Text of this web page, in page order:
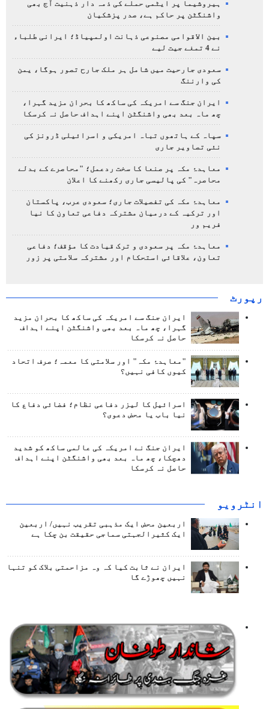
ہیروشیما پر ایٹمی حملے کی ذمہ دار ذہنیت آج بھی
واشنگٹن پر حاکم ہے، صدر پزشکیان
بین الاقوامی مصنوعی ذہانت اولمپیاڈ؛ ایرانی طلباء
نے 4 تمغے جیت لیے
سعودی جارحیت میں شامل ہر ملک جارح تصور ہوگا، یمن
کی وارننگ
ایران جنگ سے امریکہ کی ساکھ کا بحران مزید گہرا،
چھ ماہ بعد بھی واشنگٹن اپنے اہداف حاصل نہ کرسکا
سپاہ کے ہاتھوں تباہ امریکی و اسرائیلی ڈرونز کی
نئی تصاویر جاری
معاہدۂ مکہ پر صنعا کا سخت ردعمل؛ "محاصرے کے بدلے
محاصرہ" کی پالیسی جاری رکھنے کا اعلان
معاہدۂ مکہ کی تفصیلات جاری؛ سعودی عرب، پاکستان
اور ترکیہ کے درمیان مشترکہ دفاعی تعاون کا نیا
فریم ور
معاہدۂ مکہ پر سعودی و ترک قیادت کا مؤقف؛ دفاعی
تعاون، علاقائی استحکام اور مشترکہ سلامتی پر زور
رپورٹ
ایران جنگ سے امریکہ کی ساکھ کا بحران مزید
گہرا، چھ ماہ بعد بھی واشنگٹن اپنے اہداف
حاصل نہ کرسکا
"معاہدۂ مکہ" اور سلامتی کا معمہ؛ صرف اتحاد
کیوں کافی نہیں؟
اسرائیل کا لیزر دفاعی نظام؛ فضائی دفاع کا
نیا باب یا محض دعوی؟
ایران جنگ نے امریکہ کی عالمی ساکھ کو شدید
دھچکا، چھ ماہ بعد بھی واشنگٹن اپنے اہداف
حاصل نہ کرسکا
انٹرويو
اربعین محض ایک مذہبی تقریب نہیں/ اربعین
ایک کثیرالجہتی سماجی حقیقت بن چکا ہے
ایران نے ثابت کیا کہ وہ مزاحمتی بلاک کو تنہا
نہیں چھوڑے گا